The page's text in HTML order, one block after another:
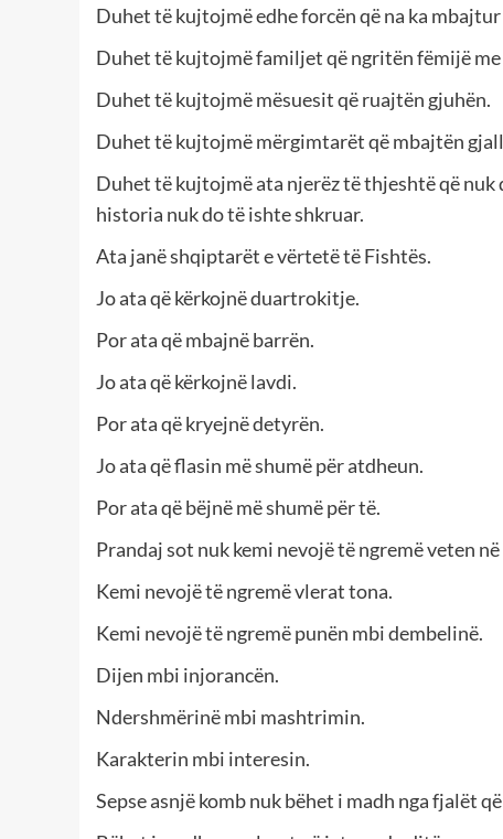
Duhet të kujtojmë edhe forcën që na ka
Duhet të kujtojmë familjet që ngritën fëmijë me
Duhet të kujtojmë mësuesit që ruajtën gjuhën.
Duhet të kujtojmë mërgimtarët që mbajtën
Duhet të kujtojmë ata njerëz të thjeshtë që
historia nuk do të ishte shkruar.
Ata janë shqiptarët e vërtetë të Fishtës.
Jo ata që kërkojnë duartrokitje.
Por ata që mbajnë barrën.
Jo ata që kërkojnë lavdi.
Por ata që kryejnë detyrën.
Jo ata që flasin më shumë për atdheun.
Por ata që bëjnë më shumë për të.
Prandaj sot nuk kemi nevojë të ngremë veten
Kemi nevojë të ngremë vlerat tona.
Kemi nevojë të ngremë punën mbi dembelinë.
Dijen mbi injorancën.
Ndershmërinë mbi mashtrimin.
Karakterin mbi interesin.
Sepse asnjë komb nuk bëhet i madh nga fjalët